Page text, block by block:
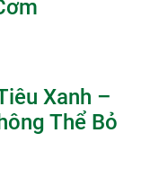
Xanh –
Thể Bỏ